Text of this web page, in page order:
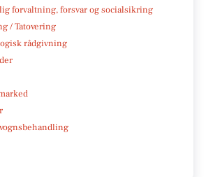
forvaltning, forsvar og socialsikring
/ Tatovering
rådgivning